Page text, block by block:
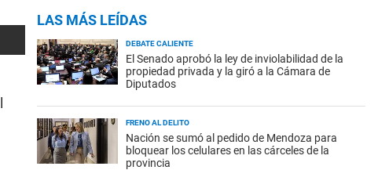
LAS MÁS LEÍDAS
DEBATE CALIENTE
El Senado aprobó la ley de inviolabilidad de la
propiedad privada y la giró a la Cámara de
Diputados
FRENO AL DELITO
Nación se sumó al pedido de Mendoza para
bloquear los celulares en las cárceles de la
provincia